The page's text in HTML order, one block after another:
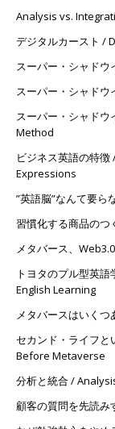
Analysis vs.
デジタルカースト /
スーパー・シャド
スーパー・シャド
スーパー・シャド
Method
ビジネス英語の特
Expressions
”英語脳”なんて要ら
習慣化する商品の
メタバース、
トヨタのプル型英
English Learning
メタバースはいく
セカンド・ライフ
Before Metaverse
分析と統合 /
顧客の質問を先読み